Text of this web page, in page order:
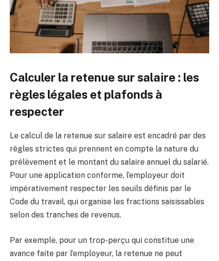
Calculer la retenue sur salaire : les
règles légales et plafonds à
respecter
Le calcul de la retenue sur salaire est encadré par des
règles strictes qui prennent en compte la nature du
prélèvement et le montant du salaire annuel du salarié.
Pour une application conforme, l’employeur doit
impérativement respecter les seuils définis par le
Code du travail, qui organise les fractions saisissables
selon des tranches de revenus.
Par exemple, pour un trop-perçu qui constitue une
avance faite par l’employeur, la retenue ne peut